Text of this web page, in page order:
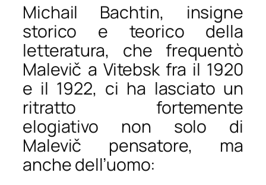
Michail Bachtin, insigne
storico e teorico della
letteratura, che frequentò
Malevič a Vitebsk fra il 1920
e il 1922, ci ha lasciato un
ritratto fortemente
elogiativo non solo di
Malevič pensatore, ma
anche dell’uomo: